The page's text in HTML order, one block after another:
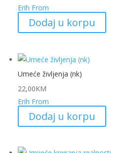
Erih From
Dodaj u korpu
Umeće življenja (nk)
22,00KM
Erih From
Dodaj u korpu